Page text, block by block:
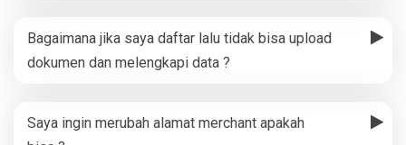
Bagaimana jika saya daftar lalu tidak bisa upload
dokumen dan melengkapi data ?
Saya ingin merubah alamat merchant apakah